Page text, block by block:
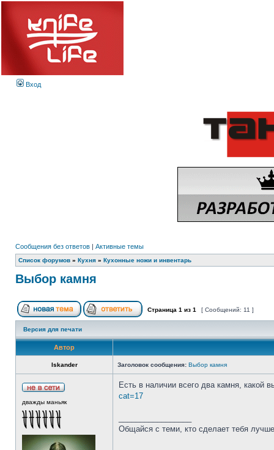
Вход
Сообщения без ответов | Активные темы
Список форумов » Кухня » Кухонные ножи и инвентарь
Выбор камня
Страница 1 из 1 [ Сообщений: 11 ]
Версия для печати
Автор
Iskander Заголовок сообщения: Выбор камня
дважды маньяк
Есть в наличии всего два камня, какой
cat=17
Общайся с теми, кто сделает тебя